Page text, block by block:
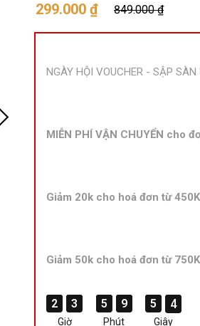
299.000 ₫ 849.000 ₫
NGÀY HỘI VOUCHER - SẬP
MIỄN PHÍ VẬN CHUYỂN cho
Giảm 20k cho hoá đơn từ 450K
Giảm 50k cho hoá đơn từ 750K
2
2
2
2 3
3
3
3 5
5
5
5 9
9
9
9 5
5
5
5 4
3
4
3
Giờ Phút Giây